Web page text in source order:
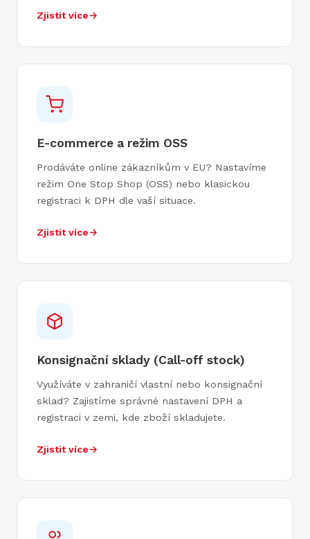
Zjistit více→
E-commerce a režim OSS
Prodáváte online zákazníkům v EU? Nastavíme
režim One Stop Shop (OSS) nebo klasickou
registraci k DPH dle vaší situace.
Zjistit více→
Konsignační sklady (Call-off stock)
Využíváte v zahraničí vlastní nebo konsignační
sklad? Zajistíme správné nastavení DPH a
registraci v zemi, kde zboží skladujete.
Zjistit více→